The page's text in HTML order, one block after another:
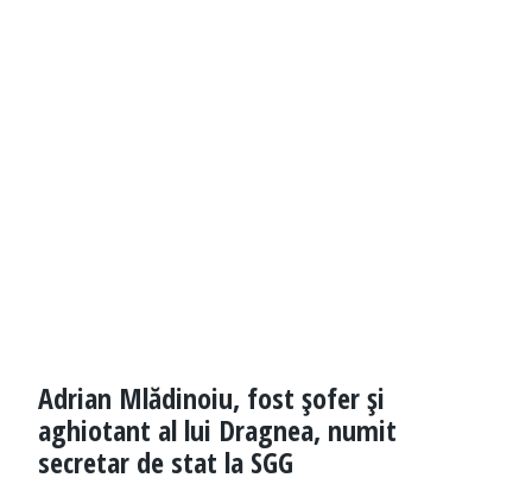
Adrian Mlădinoiu, fost şofer şi
aghiotant al lui Dragnea, numit
secretar de stat la SGG